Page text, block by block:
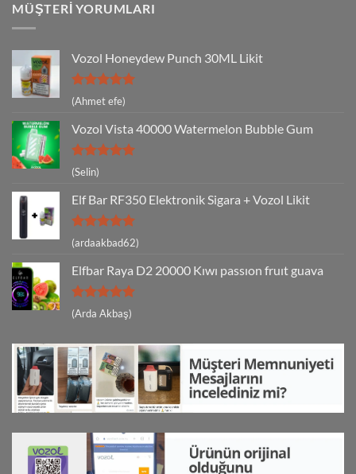
MÜŞTERI YORUMLARI
Vozol Honeydew Punch 30ML Likit
5 üzerinden
5
(Ahmet efe)
Vozol Vista 40000 Watermelon Bubble Gum
5 üzerinden
5
oy aldı
(Selin)
Elf Bar RF350 Elektronik Sigara + Vozol Likit
5 üzerinden
5
(ardaakbad62)
Elfbar Raya D2 20000 Kıwı passıon fruıt guava
5 üzerinden
5
(Arda Akbaş)